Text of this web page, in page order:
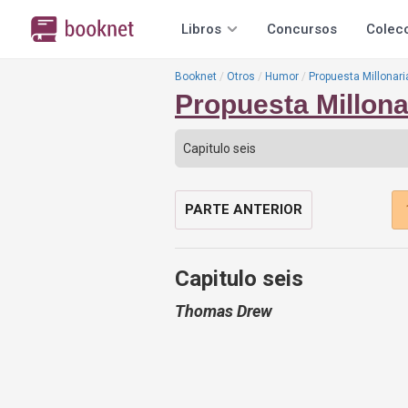
Libros Concursos
Booknet Otros Humor Propuesta
Propuesta
PARTE ANTERIOR
Capitulo seis
Thomas Drew